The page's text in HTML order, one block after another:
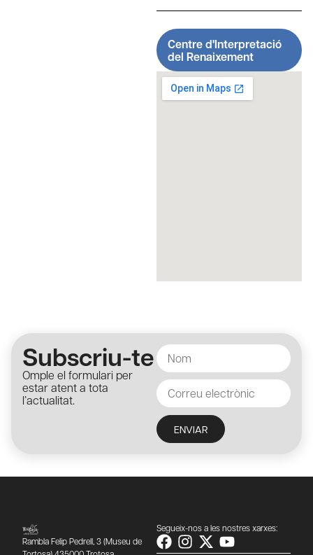
Centre d'Interpretació
del Renaixement
Subscriu-te
Omple el formulari per
estar atent a tota
l’actualitat.
ENVIAR
Rambla Felip Pedrell, 3 (Museu de
Segueix-nos a les nostres xarxes: